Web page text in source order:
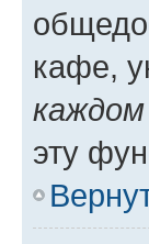
кафе,
эту